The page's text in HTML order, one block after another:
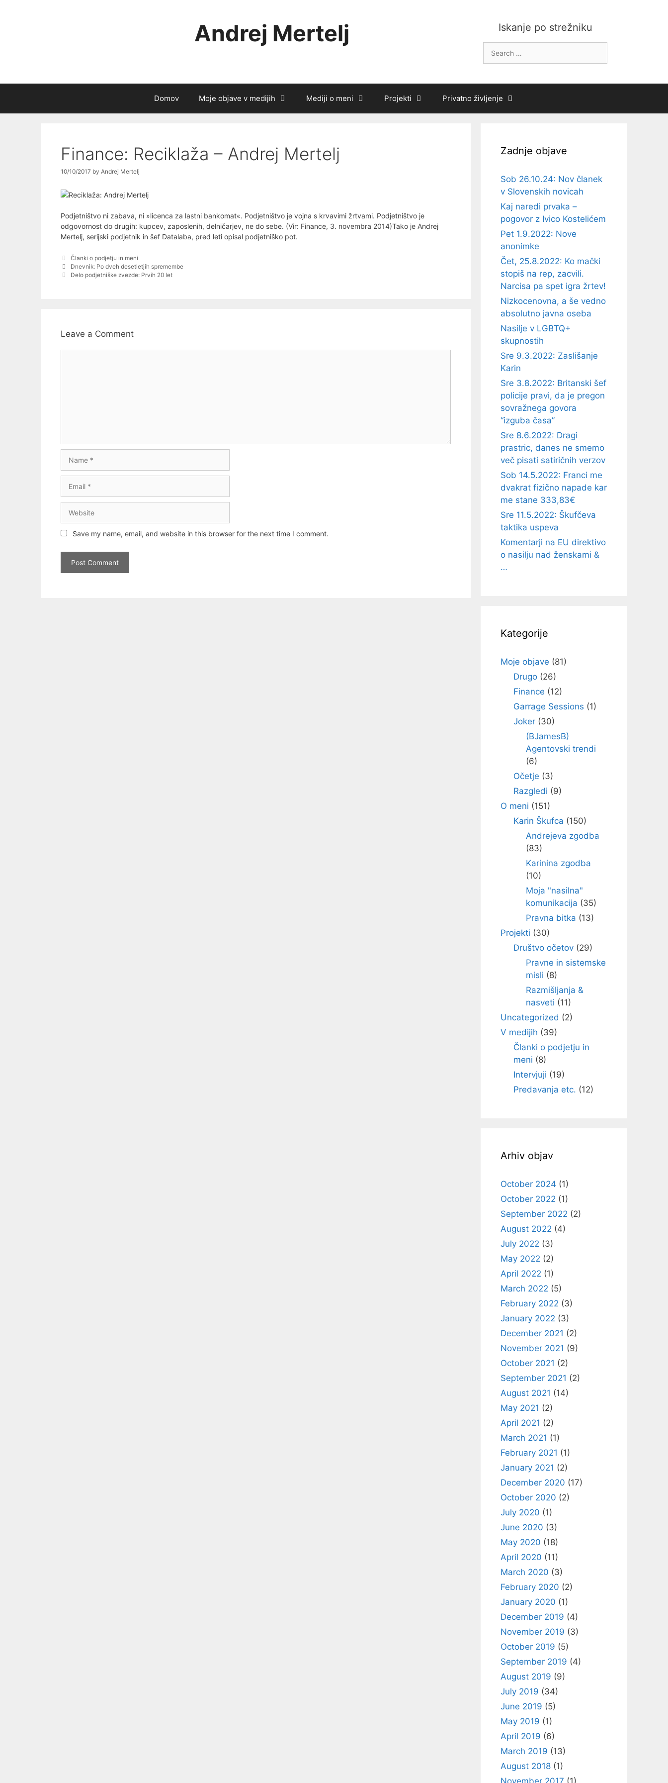
Iskanje po strežniku
for:
Andrej Mertelj
Domov Moje objave v medijih Mediji o meni Projekti Privatno življenje
Finance: Reciklaža – Andrej Mertelj
10/10/2017 by Andrej Mertelj
Podjetništvo ni zabava, ni »licenca za lastni bankomat«. Podjetništvo je vojna s krvavimi žrtvami. Podjetništvo je
odgovornost do drugih: kupcev, zaposlenih, delničarjev, ne do sebe. (Vir: Finance, 3. novembra 2014)Tako je Andrej
Mertelj, serijski podjetnik in šef Datalaba, pred leti opisal podjetniško pot.
Categories
Članki o podjetju in meni
Post
navigation
Dnevnik: Po dveh desetletjih spremembe
Delo podjetniške zvezde: Prvih 20 let
Leave a Comment
Save my name, email, and website in this browser for the next time I comment.
Zadnje objave
Sob 26.10.24: Nov članek
v Slovenskih novicah
Kaj naredi prvaka –
pogovor z Ivico Kostelićem
Pet 1.9.2022: Nove
anonimke
Čet, 25.8.2022: Ko mački
stopiš na rep, zacvili.
Narcisa pa spet igra žrtev!
Nizkocenovna, a še vedno
absolutno javna oseba
Nasilje v LGBTQ+
skupnostih
Sre 9.3.2022: Zaslišanje
Karin
Sre 3.8.2022: Britanski šef
policije pravi, da je pregon
sovražnega govora
“izguba časa”
Sre 8.6.2022: Dragi
prastric, danes ne smemo
več pisati satiričnih verzov
Sob 14.5.2022: Franci me
dvakrat fizično napade kar
me stane 333,83€
Sre 11.5.2022: Škufčeva
taktika uspeva
Komentarji na EU direktivo
o nasilju nad ženskami &
…
Kategorije
Moje objave (81)
Drugo(26)
Finance (12)
Garrage Sessions (1)
Joker(30)
(BJamesB)
Agentovski trendi
(6)
Očetje (3)
Razgledi (9)
O meni (151)
Karin Škufca (150)
Andrejeva zgodba
(83)
Karinina zgodba
(10)
Moja "nasilna"
komunikacija (35)
Pravna bitka (13)
Projekti (30)
Društvo očetov(29)
Pravne in sistemske
misli (8)
Razmišljanja &
nasveti (11)
Uncategorized (2)
V medijih (39)
Članki o podjetju in
meni (8)
Intervjuji (19)
Predavanja etc. (12)
Arhiv objav
October 2024 (1)
October 2022 (1)
September 2022 (2)
August 2022 (4)
July 2022 (3)
May 2022 (2)
April 2022 (1)
March 2022 (5)
February 2022 (3)
January 2022 (3)
December 2021 (2)
November 2021 (9)
October 2021 (2)
September 2021 (2)
August 2021 (14)
May 2021 (2)
April 2021 (2)
March 2021 (1)
February 2021 (1)
January 2021 (2)
December 2020 (17)
October 2020 (2)
July 2020 (1)
June 2020 (3)
May 2020 (18)
April 2020 (11)
March 2020 (3)
February 2020 (2)
January 2020 (1)
December 2019 (4)
November 2019 (3)
October 2019 (5)
September 2019 (4)
August 2019 (9)
July 2019 (34)
June 2019 (5)
May 2019 (1)
April 2019 (6)
March 2019 (13)
August 2018 (1)
November 2017 (1)